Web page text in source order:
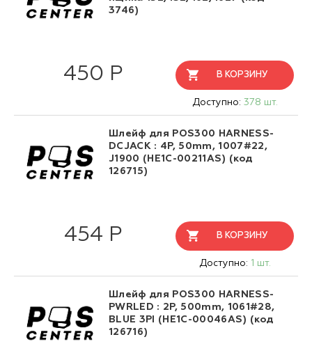
3746)
450 Р В КОРЗИНУ
Доступно: 378 шт.
Шлейф для POS300 HARNESS-
DCJACK : 4P, 50mm, 1007#22,
J1900 (HE1C-00211AS) (код
126715)
454 Р В КОРЗИНУ
Доступно: 1 шт.
Шлейф для POS300 HARNESS-
PWRLED : 2P, 500mm, 1061#28,
BLUE 3PI (HE1C-00046AS) (код
126716)